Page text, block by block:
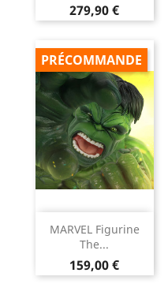
Prix
279,90 €
MARVEL Figurine
The...
Prix
159,00 €
PRÉCOMMANDE